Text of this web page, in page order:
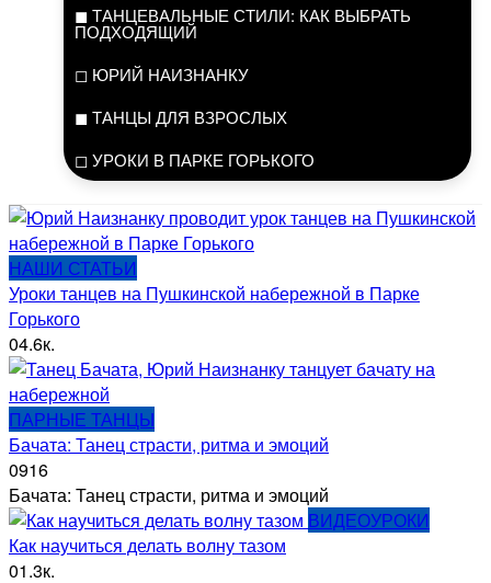
◼ ТАНЦЕВАЛЬНЫЕ СТИЛИ: КАК ВЫБРАТЬ
ПОДХОДЯЩИЙ
◻ ЮРИЙ НАИЗНАНКУ
◼ ТАНЦЫ ДЛЯ ВЗРОСЛЫХ
◻ УРОКИ В ПАРКЕ ГОРЬКОГО
Блог
НАШИ СТАТЬИ
Уроки танцев на Пушкинской набережной в Парке
Горького
04.6к.
ПАРНЫЕ ТАНЦЫ
Бачата: Танец страсти, ритма и эмоций
0916
Бачата: Танец страсти, ритма и эмоций
ВИДЕОУРОКИ
Как научиться делать волну тазом
01.3к.